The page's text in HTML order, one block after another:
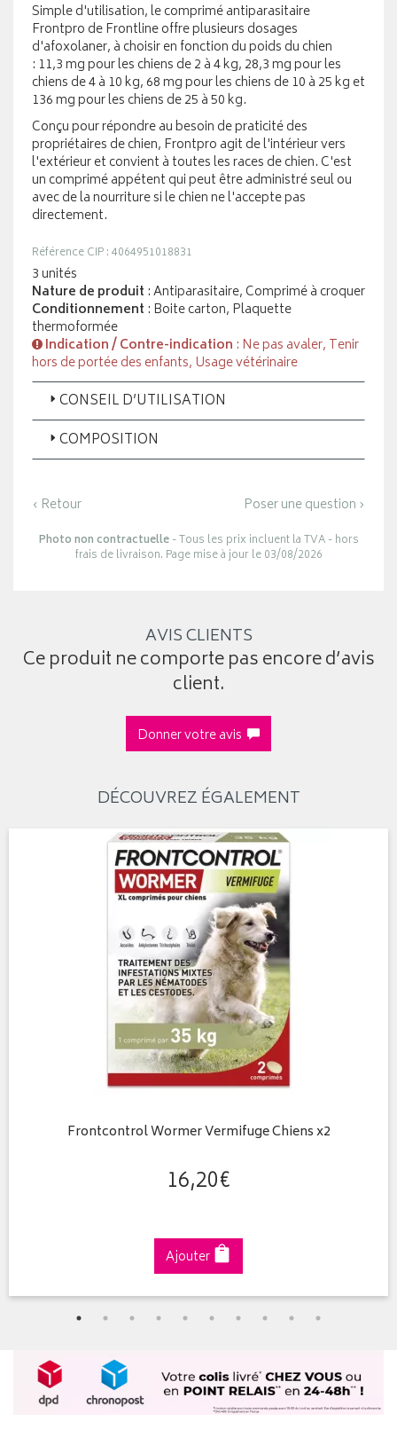
Simple d'utilisation, le comprimé antiparasitaire
Frontpro de Frontline offre plusieurs dosages
d'afoxolaner, à choisir en fonction du poids du chien
: 11,3 mg pour les chiens de 2 à 4 kg, 28,3 mg pour les
chiens de 4 à 10 kg, 68 mg pour les chiens de 10 à 25 kg et
136 mg pour les chiens de 25 à 50 kg.
Conçu pour répondre au besoin de praticité des
propriétaires de chien, Frontpro agit de l'intérieur vers
l'extérieur et convient à toutes les races de chien. C'est
un comprimé appétent qui peut être administré seul ou
avec de la nourriture si le chien ne l'accepte pas
directement.
Référence CIP : 4064951018831
3 unités
Nature de produit : Antiparasitaire, Comprimé à croquer
Conditionnement : Boite carton, Plaquette
thermoformée
Indication / Contre-indication : Ne pas avaler, Tenir
hors de portée des enfants, Usage vétérinaire
CONSEIL D’UTILISATION
COMPOSITION
‹ Retour Poser une question ›
Photo non contractuelle- Tous les prix incluent la TVA - hors
frais de livraison. Page mise à jour le 03/08/2026
AVIS CLIENTS
Ce produit ne comporte pas encore d’avis
client.
Donner votre avis
DÉCOUVREZ ÉGALEMENT
Frontcontrol Wormer Vermifuge Chiens x2
16,20€
Ajouter